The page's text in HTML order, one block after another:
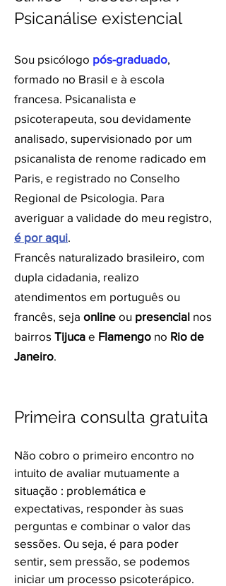
Psicanálise existencial
Sou psicólogo pós-graduado,
formado no Brasil e à escola
francesa. Psicanalista e
psicoterapeuta, sou devidamente
analisado, supervisionado por um
psicanalista de renome radicado em
Paris, e registrado no Conselho
Regional de Psicologia. Para
averiguar a validade do meu registro,
é por aqui.
Francês naturalizado brasileiro, com
dupla cidadania, realizo
atendimentos em português ou
francês, seja online ou presencial nos
bairros Tijuca e Flamengo no Rio de
Janeiro.
Primeira consulta gratuita
Não cobro o primeiro encontro no
intuito de avaliar mutuamente a
situação : problemática e
expectativas, responder às suas
perguntas e combinar o valor das
sessões. Ou seja, é para poder
sentir, sem pressão, se podemos
iniciar um processo psicoterápico.